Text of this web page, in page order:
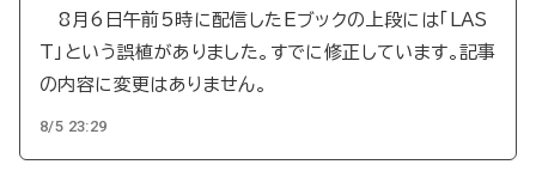
8月6日午前5時に配信したEブックの上段には「LAS
T」という誤植がありました。すでに修正しています。記事
の内容に変更はありません。
8/5 23:29